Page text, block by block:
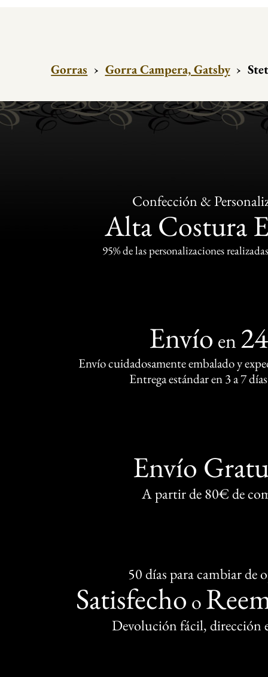
Gorras › Gorra Campera, Gatsby ›
Confección &
Alta Costura
95% de las personalizaciones
Envío en
Envío cuidadosamente embalado y
Entrega estándar en 3 a 7
Envío
A partir de 80€ de
50 días para cambiar de
Satisfecho o
Devolución fácil, dirección